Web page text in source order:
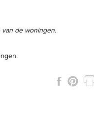
de woningen.